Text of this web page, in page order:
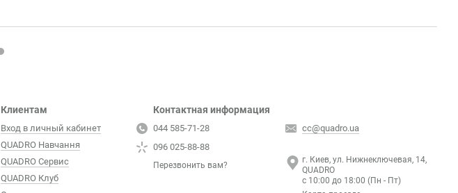
Клиентам
Вход в личный кабинет
QUADRO Навчання
QUADRO Сервис
QUADRO Клуб
Контактная информация
044 585-71-28
096 025-88-88
Перезвонить вам?
cc@quadro.ua
г. Киев, ул. Нижнеключевая, 14,
QUADRO
с 10:00 до 18:00 (Пн - Пт)